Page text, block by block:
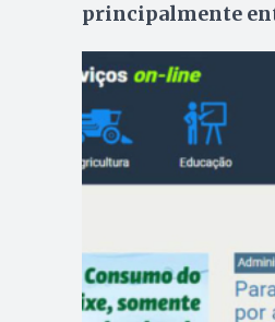
principalmente